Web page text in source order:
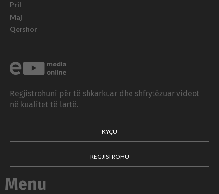
Prill
Maj
Qershor
Regjistrohuni për të shkarkuar dhe shfrytëzuar videot
në kualitet të lartë.
KYÇU
REGJISTROHU
Menu